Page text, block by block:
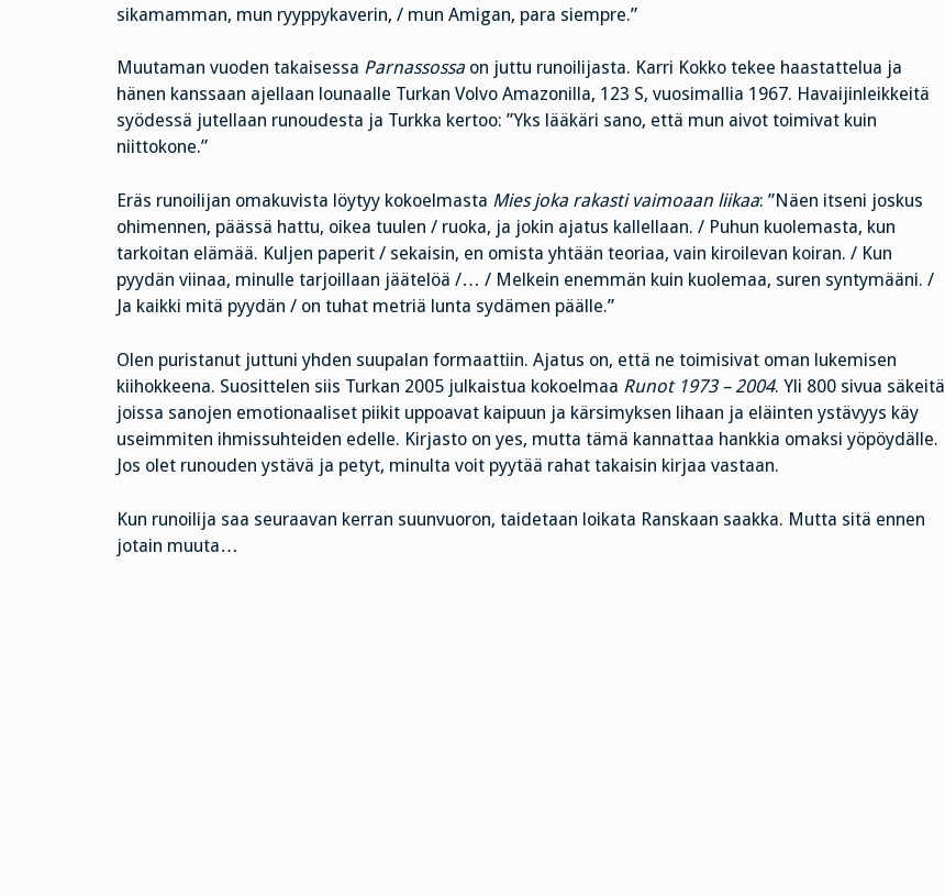
sikamamman, mun ryyppykaverin, / mun Amigan, para siempre.”
Muutaman vuoden takaisessa Parnassossaon juttu runoilijasta. Karri Kokko tekee haastattelua ja
hänen kanssaan ajellaan lounaalle Turkan Volvo Amazonilla, 123 S, vuosimallia 1967. Havaijinleikkeitä
syödessä jutellaan runoudesta ja Turkka kertoo: ”Yks lääkäri sano, että mun aivot toimivat kuin
niittokone.”
Eräs runoilijan omakuvista löytyy kokoelmasta Mies joka rakasti vaimoaan liikaa: ”Näen itseni joskus
ohimennen, päässä hattu, oikea tuulen / ruoka, ja jokin ajatus kallellaan. / Puhun kuolemasta, kun
tarkoitan elämää. Kuljen paperit / sekaisin, en omista yhtään teoriaa, vain kiroilevan koiran. / Kun
pyydän viinaa, minulle tarjoillaan jäätelöä /… / Melkein enemmän kuin kuolemaa, suren syntymääni. /
Ja kaikki mitä pyydän / on tuhat metriä lunta sydämen päälle.”
Olen puristanut juttuni yhden suupalan formaattiin. Ajatus on, että ne toimisivat oman lukemisen
kiihokkeena. Suosittelen siis Turkan 2005 julkaistua kokoelmaa Runot 1973 – 2004. Yli 800 sivua säkeitä
joissa sanojen emotionaaliset piikit uppoavat kaipuun ja kärsimyksen lihaan ja eläinten ystävyys käy
useimmiten ihmissuhteiden edelle. Kirjasto on yes, mutta tämä kannattaa hankkia omaksi yöpöydälle.
Jos olet runouden ystävä ja petyt, minulta voit pyytää rahat takaisin kirjaa vastaan.
Kun runoilija saa seuraavan kerran suunvuoron, taidetaan loikata Ranskaan saakka. Mutta sitä ennen
jotain muuta…